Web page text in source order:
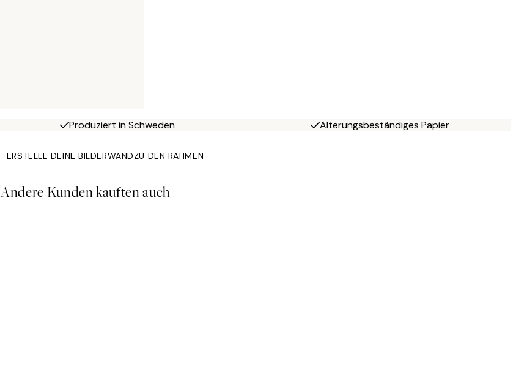
Produziert in Schweden Alterungsbeständiges Papier
ERSTELLE DEINE BILDERWANDZU DEN RAHMEN
Andere Kunden kauften auch